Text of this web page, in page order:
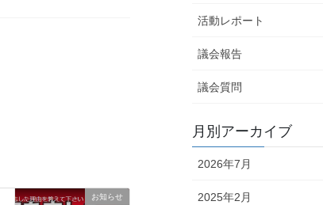
お知らせ
活動レポート
議会報告
議会質問
月別アーカイブ
2026年7月
2025年2月